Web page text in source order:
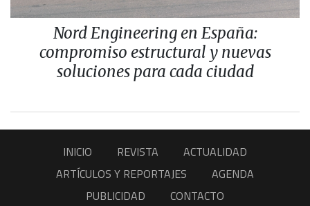
Nord Engineering en España:
compromiso estructural y nuevas
soluciones para cada ciudad
INICIO REVISTA
ACTUALIDAD
ARTÍCULOS Y REPORTAJES
AGENDA
PUBLICIDAD
CONTACTO